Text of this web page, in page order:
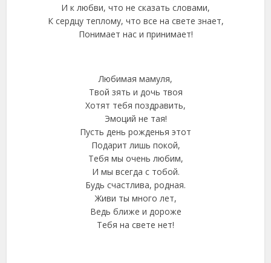
И к любви, что не сказать словами,
К сердцу теплому, что все на свете знает,
Понимает нас и принимает!
Любимая мамуля,
Твой зять и дочь твоя
Хотят тебя поздравить,
Эмоций не тая!
Пусть день рожденья этот
Подарит лишь покой,
Тебя мы очень любим,
И мы всегда с тобой.
Будь счастлива, родная.
Живи ты много лет,
Ведь ближе и дороже
Тебя на свете нет!